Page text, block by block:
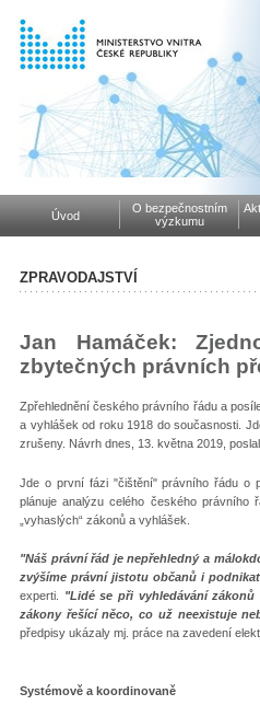
Úvod
O bezpečnostním
výzkumu
ZPRAVODAJSTVÍ
Jan Hamáček:
zbytečných právních
Zpřehlednění českého právního řádu a
a vyhlášek od roku 1918 do současnosti.
zrušeny. Návrh dnes, 13. května 2019,
Jde o první fázi "čištění" právního řádu o
plánuje analýzu celého českého
„vyhaslých“ zákonů a vyhlášek.
"Náš právní řád je nepřehledný a
zvýšíme právní jistotu občanů i
experti.
"Lidé se při vyhledávání
zákony řešící něco, co už neexistuje
předpisy ukázaly mj. práce na zavedení
Systémově a koordinovaně